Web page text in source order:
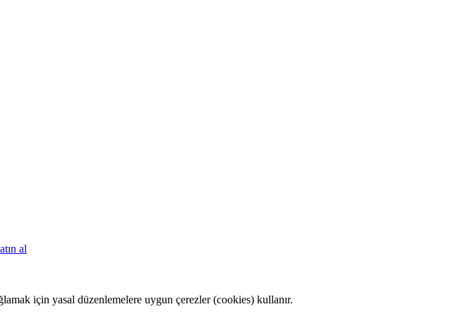
al
için yasal düzenlemelere uygun çerezler (cookies) kullanır.